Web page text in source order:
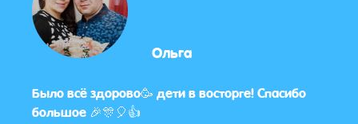
Ольга
Было всё здорово🥳 дети в восторге! Спасибо
большое 🎉🎊🎈👍